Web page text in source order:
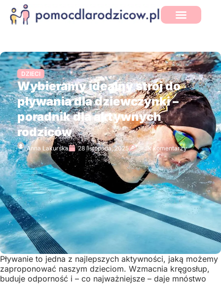
DZIECI
Wybieramy idealny strój do
pływania dla dziewczynki –
poradnik dla aktywnych
rodziców
Anna Lakurska 28 listopada, 2025 Brak komentarzy
Pływanie to jedna z najlepszych aktywności, jaką możemy
zaproponować naszym dzieciom. Wzmacnia kręgosłup,
buduje odporność i – co najważniejsze – daje mnóstwo